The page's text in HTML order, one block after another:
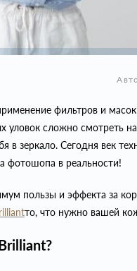
фильтров и
уловок сложно смотреть
в зеркало. Сегодня век
фотошопа в реальности!
пользы и эффекта за
то, что нужно вашей